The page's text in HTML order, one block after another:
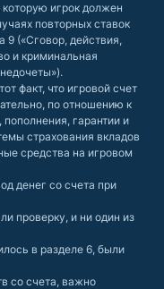
игрок должен
повторных ставок
9 («Сговор, действия,
и криминальная
факт, что игровой счет
по отношению к
гарантии и
страхования вкладов
средства на игровом
денег со счета при
проверку, и ни один из
в разделе 6, были
со счета, важно